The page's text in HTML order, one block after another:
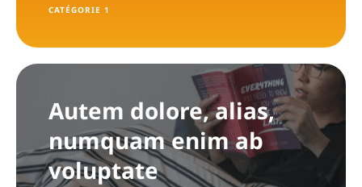
CATÉGORIE 1
Autem dolore, alias,
numquam enim ab
voluptate